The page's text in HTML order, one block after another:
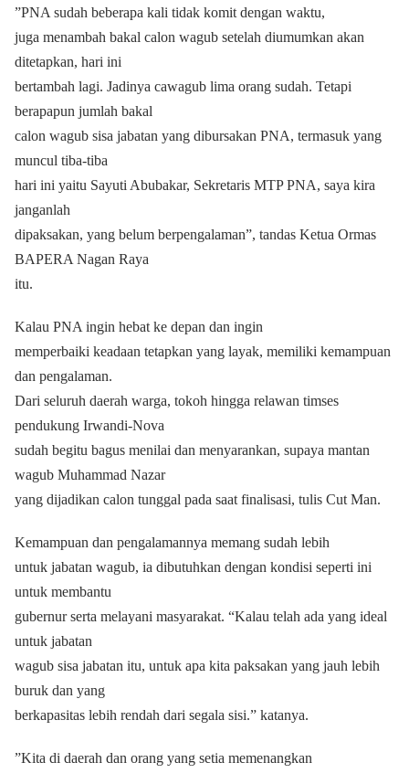
”PNA sudah beberapa kali tidak komit dengan waktu,
juga menambah bakal calon wagub setelah diumumkan akan
ditetapkan, hari ini
bertambah lagi. Jadinya cawagub lima orang sudah. Tetapi
berapapun jumlah bakal
calon wagub sisa jabatan yang dibursakan PNA, termasuk yang
muncul tiba-tiba
hari ini yaitu Sayuti Abubakar, Sekretaris MTP PNA, saya kira
janganlah
dipaksakan, yang belum berpengalaman”, tandas Ketua Ormas
BAPERA Nagan Raya
itu.
Kalau PNA ingin hebat ke depan dan ingin
memperbaiki keadaan tetapkan yang layak, memiliki kemampuan
dan pengalaman.
Dari seluruh daerah warga, tokoh hingga relawan timses
pendukung Irwandi-Nova
sudah begitu bagus menilai dan menyarankan, supaya mantan
wagub Muhammad Nazar
yang dijadikan calon tunggal pada saat finalisasi, tulis Cut Man.
Kemampuan dan pengalamannya memang sudah lebih
untuk jabatan wagub, ia dibutuhkan dengan kondisi seperti ini
untuk membantu
gubernur serta melayani masyarakat. “Kalau telah ada yang ideal
untuk jabatan
wagub sisa jabatan itu, untuk apa kita paksakan yang jauh lebih
buruk dan yang
berkapasitas lebih rendah dari segala sisi.” katanya.
”Kita di daerah dan orang yang setia memenangkan